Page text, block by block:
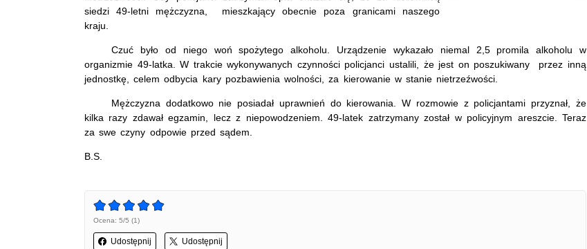
siedzi 49-letni mężczyzna, mieszkający obecnie poza granicami naszego
kraju.
Czuć było od niego woń spożytego alkoholu. Urządzenie wykazało niemal 2,5 promila alkoholu w
organizmie 49-latka. W trakcie wykonywanych czynności policjanci ustalili, że jest on poszukiwany przez inną
jednostkę, celem odbycia kary pozbawienia wolności, za kierowanie w stanie nietrzeźwości.
Mężczyzna dodatkowo nie posiadał uprawnień do kierowania. W rozmowie z policjantami przyznał, że
kilka razy zdawał egzamin, lecz z niepowodzeniem. 49-latek zatrzymany został w policyjnym areszcie. Teraz
za swe czyny odpowie przed sądem.
B.S.
Ocena: 5/5 (1)
Udostępnij Udostępnij